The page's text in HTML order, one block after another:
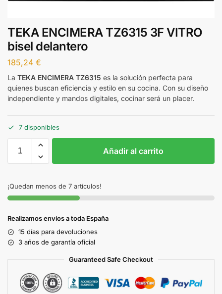
TEKA ENCIMERA TZ6315 3F VITRO
bisel delantero
185,24 €
La TEKA ENCIMERA TZ6315 es la solución perfecta para
quienes buscan eficiencia y estilo en su cocina. Con su diseño
independiente y mandos digitales, cocinar será un placer.
7 disponibles
Añadir al carrito
¡Quedan menos de 7 artículos!
Realizamos envíos a toda España
15 días para devoluciones
3 años de garantía oficial
Guaranteed Safe Checkout